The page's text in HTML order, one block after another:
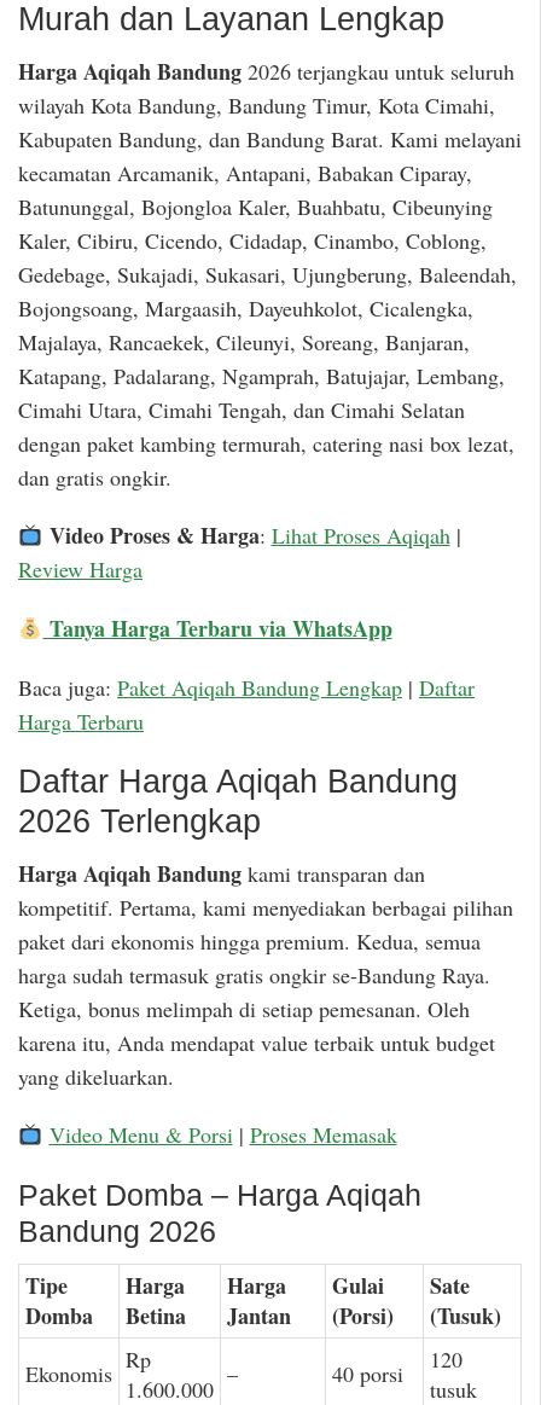
Murah dan Layanan Lengkap
Harga Aqiqah Bandung 2026 terjangkau untuk seluruh
wilayah Kota Bandung, Bandung Timur, Kota Cimahi,
Kabupaten Bandung, dan Bandung Barat. Kami melayani
kecamatan Arcamanik, Antapani, Babakan Ciparay,
Batununggal, Bojongloa Kaler, Buahbatu, Cibeunying
Kaler, Cibiru, Cicendo, Cidadap, Cinambo, Coblong,
Gedebage, Sukajadi, Sukasari, Ujungberung, Baleendah,
Bojongsoang, Margaasih, Dayeuhkolot, Cicalengka,
Majalaya, Rancaekek, Cileunyi, Soreang, Banjaran,
Katapang, Padalarang, Ngamprah, Batujajar, Lembang,
Cimahi Utara, Cimahi Tengah, dan Cimahi Selatan
dengan paket kambing termurah, catering nasi box lezat,
dan gratis ongkir.
Video Proses & Harga: Lihat Proses Aqiqah|
Review Harga
Tanya Harga Terbaru via WhatsApp
Baca juga: Paket Aqiqah Bandung Lengkap | Daftar
Harga Terbaru
Daftar Harga Aqiqah Bandung
2026 Terlengkap
Harga Aqiqah Bandung kami transparan dan
kompetitif. Pertama, kami menyediakan berbagai pilihan
paket dari ekonomis hingga premium. Kedua, semua
harga sudah termasuk gratis ongkir se-Bandung Raya.
Ketiga, bonus melimpah di setiap pemesanan. Oleh
karena itu, Anda mendapat value terbaik untuk budget
yang dikeluarkan.
Video Menu & Porsi| Proses Memasak
Paket Domba – Harga Aqiqah
Bandung 2026
Tipe
Domba
Harga
Betina
Harga
Jantan
Gulai
(Porsi)
Sate
(Tusuk)
Ekonomis Rp
1.600.000
– 40 porsi
120
tusuk